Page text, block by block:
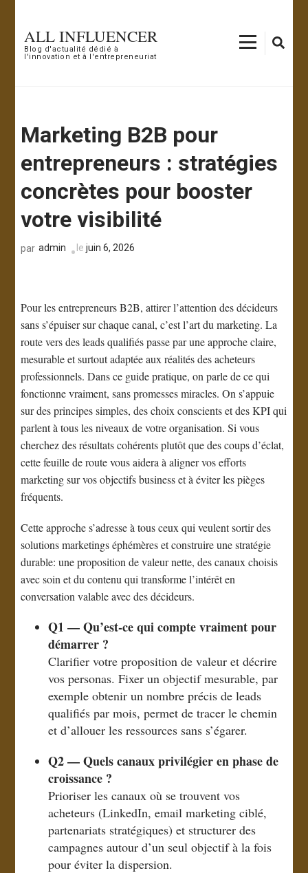
contenu
(Pressez
ALL INFLUENCER
Blog d'actualité dédié à
l'innovation et à l'entrepreneuriat
Marketing B2B pour
entrepreneurs : stratégies
concrètes pour booster
votre visibilité
par admin lejuin 6, 2026
Pour les entrepreneurs B2B, attirer l’attention des décideurs
sans s’épuiser sur chaque canal, c’est l’art du marketing. La
route vers des leads qualifiés passe par une approche claire,
mesurable et surtout adaptée aux réalités des acheteurs
professionnels. Dans ce guide pratique, on parle de ce qui
fonctionne vraiment, sans promesses miracles. On s’appuie
sur des principes simples, des choix conscients et des KPI qui
parlent à tous les niveaux de votre organisation. Si vous
cherchez des résultats cohérents plutôt que des coups d’éclat,
cette feuille de route vous aidera à aligner vos efforts
marketing sur vos objectifs business et à éviter les pièges
fréquents.
Cette approche s’adresse à tous ceux qui veulent sortir des
solutions marketings éphémères et construire une stratégie
durable: une proposition de valeur nette, des canaux choisis
avec soin et du contenu qui transforme l’intérêt en
conversation valable avec des décideurs.
Q1 — Qu’est-ce qui compte vraiment pour
démarrer ?
Clarifier votre proposition de valeur et décrire
vos personas. Fixer un objectif mesurable, par
exemple obtenir un nombre précis de leads
qualifiés par mois, permet de tracer le chemin
et d’allouer les ressources sans s’égarer.
Q2 — Quels canaux privilégier en phase de
croissance ?
Prioriser les canaux où se trouvent vos
acheteurs (LinkedIn, email marketing ciblé,
partenariats stratégiques) et structurer des
campagnes autour d’un seul objectif à la fois
pour éviter la dispersion.